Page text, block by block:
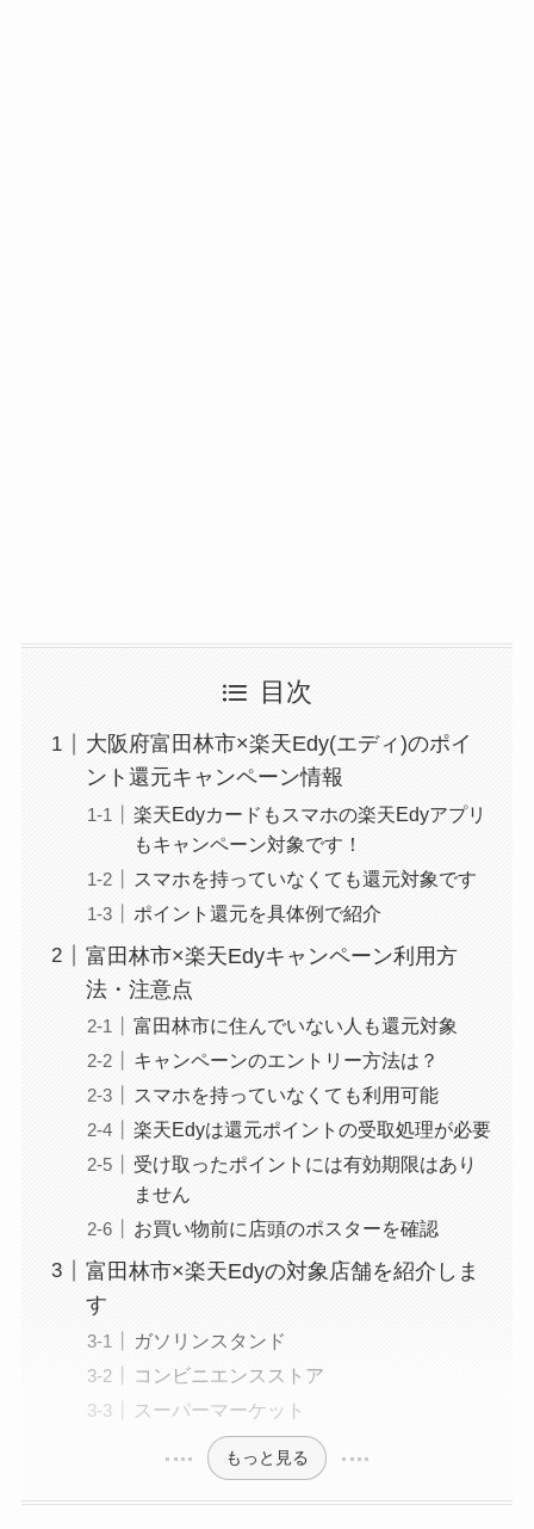
目次
大阪府富田林市×楽天Edy(エディ)のポイ
ント還元キャンペーン情報
楽天Edyカードもスマホの楽天Edyアプリ
もキャンペーン対象です！
スマホを持っていなくても還元対象です
ポイント還元を具体例で紹介
富田林市×楽天Edyキャンペーン利用方
法・注意点
富田林市に住んでいない人も還元対象
キャンペーンのエントリー方法は？
スマホを持っていなくても利用可能
楽天Edyは還元ポイントの受取処理が必要
受け取ったポイントには有効期限はあり
ません
お買い物前に店頭のポスターを確認
富田林市×楽天Edyの対象店舗を紹介しま
す
ガソリンスタンド
コンビニエンスストア
スーパーマーケット
もっと見る